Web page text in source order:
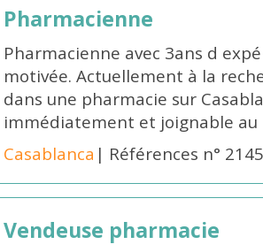
Pharmacienne
Pharmacienne avec 3ans d
motivée. Actuellement à la
dans une pharmacie sur
immédiatement et joignable au
Casablanca | Références n°
Vendeuse pharmacie